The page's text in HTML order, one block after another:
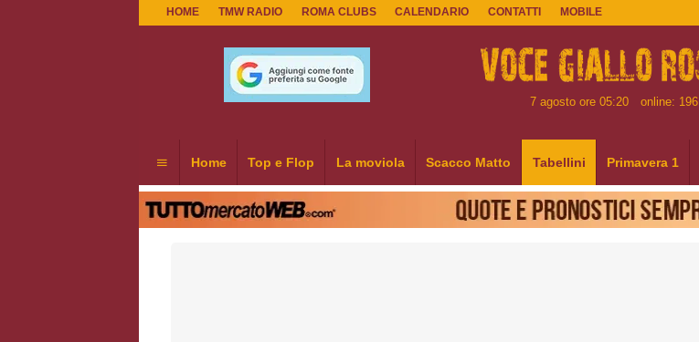
HOME TMW RADIO ROMA CLUBS CALENDARIO CONTATTI MOBILE
7 agosto ore 05:20 online: 196
Home Top e Flop La moviola Scacco Matto Tabellini Primavera 1